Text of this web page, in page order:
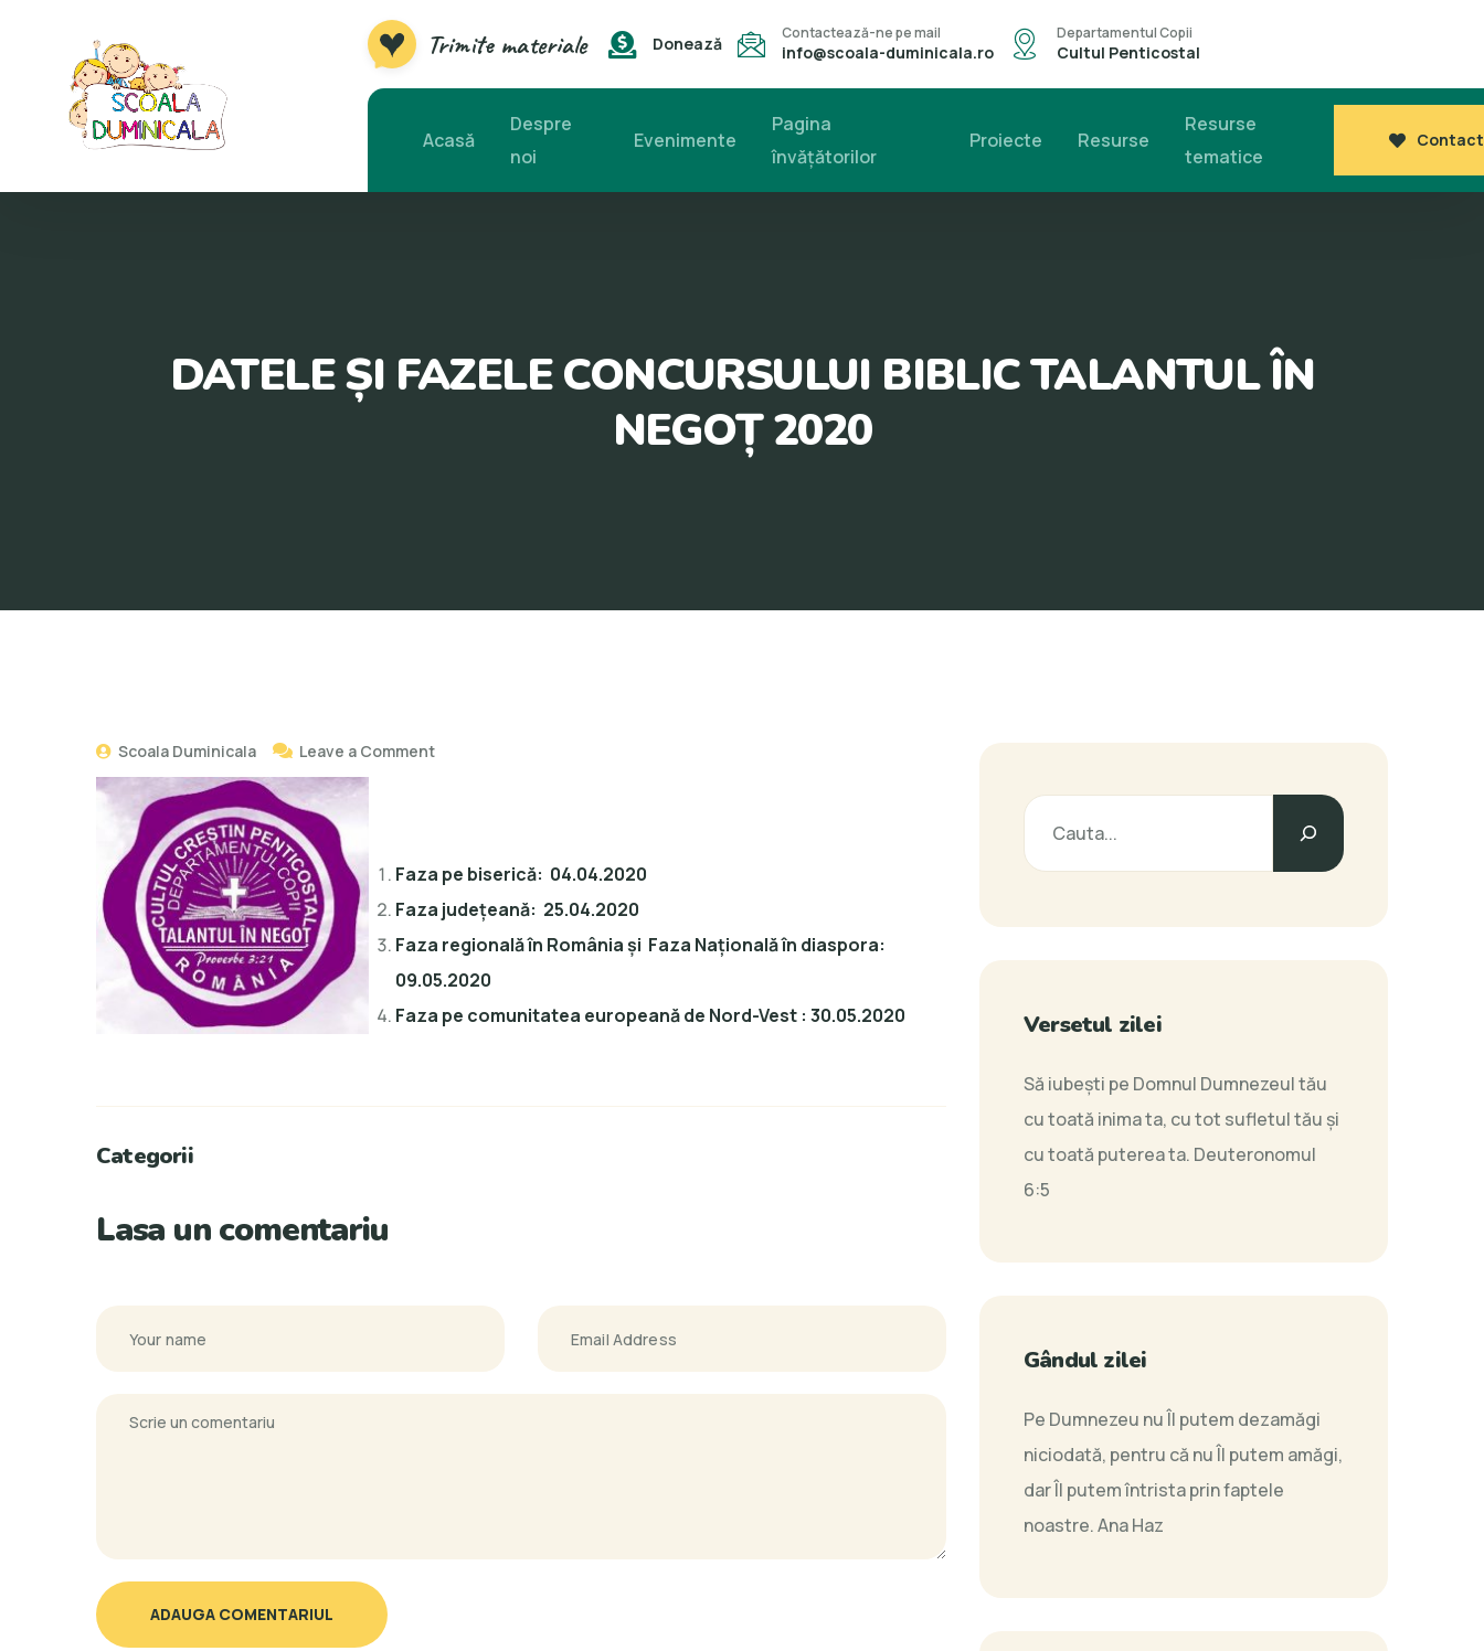
Trimite materiale Donează
Contactează-ne pe mail
info@scoala-duminicala.ro
Departamentul Copii
Cultul Penticostal
Acasă
Despre
noi
Evenimente
Pagina
învăţătorilor
Proiecte Resurse
Resurse
tematice
Contact
DATELE ȘI FAZELE CONCURSULUI BIBLIC TALANTUL ÎN
NEGOȚ 2020
Scoala Duminicala Leave a Comment
Faza pe biserică: 04.04.2020
Faza județeană: 25.04.2020
Faza regională în România și Faza Națională în diaspora:
09.05.2020
Faza pe comunitatea europeană de Nord-Vest : 30.05.2020
Categorii
Lasa un comentariu
ADAUGA COMENTARIUL
Versetul zilei
Să iubeşti pe Domnul Dumnezeul tău
cu toată inima ta, cu tot sufletul tău şi
cu toată puterea ta. Deuteronomul
6:5
Gândul zilei
Pe Dumnezeu nu Îl putem dezamăgi
niciodată, pentru că nu Îl putem amăgi,
dar Îl putem întrista prin faptele
noastre.Ana Haz